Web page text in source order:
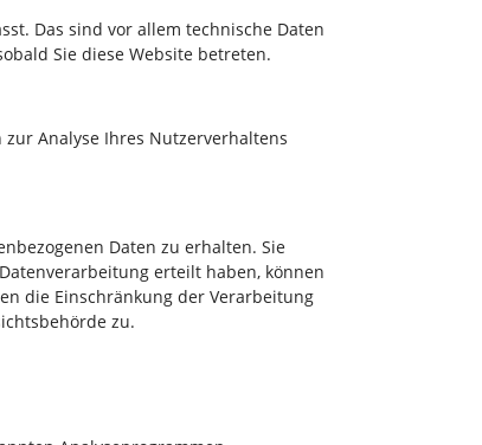
Das sind vor allem technische Daten
Sie diese Website betreten.
Analyse Ihres Nutzerverhaltens
Daten zu erhalten. Sie
erteilt haben, können
die Einschränkung der Verarbeitung
zu.